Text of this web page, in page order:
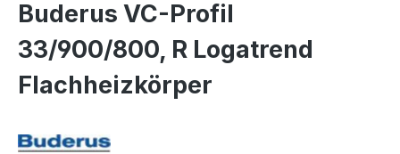
Buderus VC-Profil
33/900/800, R Logatrend
Flachheizkörper